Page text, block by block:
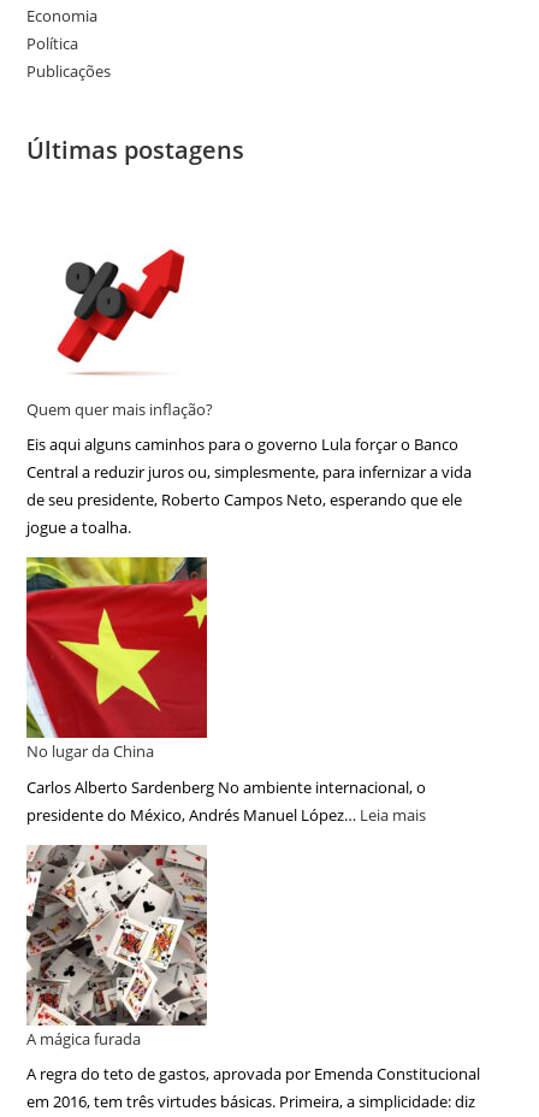
Economia
Política
Publicações
Últimas postagens
Quem quer mais inflação?
Eis aqui alguns caminhos para o governo Lula forçar o Banco
Central a reduzir juros ou, simplesmente, para infernizar a vida
de seu presidente, Roberto Campos Neto, esperando que ele
jogue a toalha.
No lugar da China
Carlos Alberto Sardenberg No ambiente internacional, o
presidente do México, Andrés Manuel López… Leia mais
A mágica furada
A regra do teto de gastos, aprovada por Emenda Constitucional
em 2016, tem três virtudes básicas. Primeira, a simplicidade: diz